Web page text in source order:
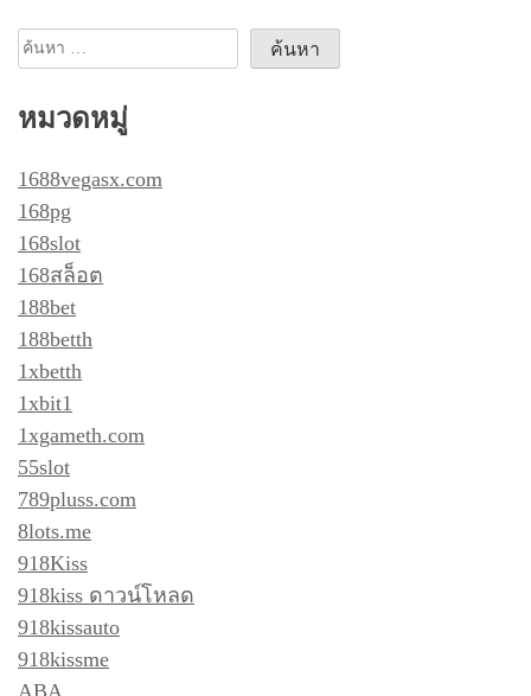
รื่
อ
ค้นหา
หมวดหมู่
1688vegasx.com
168pg
168slot
168สล็อต
188bet
188betth
1xbetth
1xbit1
1xgameth.com
55slot
789pluss.com
8lots.me
918Kiss
918kiss ดาวน์โหลด
918kissauto
918kissme
ABA